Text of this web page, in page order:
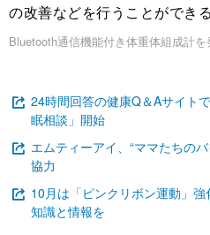
の改善などを行うことができる
Bluetooth通信機能付き体重体組成計
24時間回答の健康Q＆Aサイト
眠相談」開始
エムティーアイ、“ママたちの
協力
10月は「ピンクリボン運動」
知識と情報を